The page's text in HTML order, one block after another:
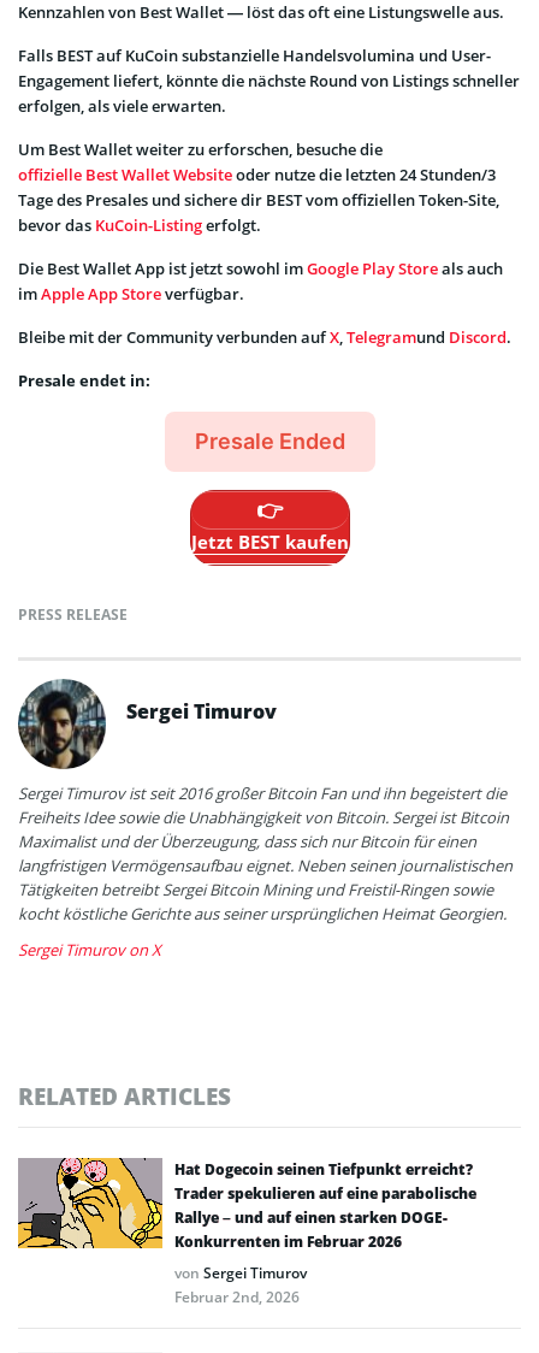
Kennzahlen von Best Wallet — löst das oft eine Listungswelle aus.
Falls BEST auf KuCoin substanzielle Handelsvolumina und User-
Engagement liefert, könnte die nächste Round von Listings schneller
erfolgen, als viele erwarten.
Um Best Wallet weiter zu erforschen, besuche die
offizielle Best Wallet Websiteoder nutze die letzten 24 Stunden/3
Tage des Presales und sichere dir BEST vom offiziellen Token-Site,
bevor das KuCoin-Listingerfolgt.
Die Best Wallet App ist jetzt sowohl imGoogle Play Storeals auch
imApple App Storeverfügbar.
Bleibe mit der Community verbunden aufX,Telegramund Discord.
Presale endet in:
Presale Ended
👉
Jetzt BEST kaufen
PRESS RELEASE
Sergei Timurov
Sergei Timurov ist seit 2016 großer Bitcoin Fan und ihn begeistert die
Freiheits Idee sowie die Unabhängigkeit von Bitcoin. Sergei ist Bitcoin
Maximalist und der Überzeugung, dass sich nur Bitcoin für einen
langfristigen Vermögensaufbau eignet. Neben seinen journalistischen
Tätigkeiten betreibt Sergei Bitcoin Mining und Freistil-Ringen sowie
kocht köstliche Gerichte aus seiner ursprünglichen Heimat Georgien.
Sergei Timurov on X
RELATED ARTICLES
Hat Dogecoin seinen Tiefpunkt erreicht?
Trader spekulieren auf eine parabolische
Rallye – und auf einen starken DOGE-
Konkurrenten im Februar 2026
von Sergei Timurov
Februar 2nd, 2026